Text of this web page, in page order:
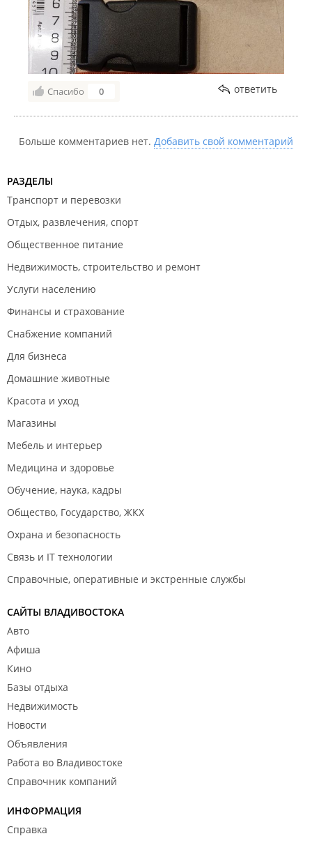
Спасибо 0 ответить
Больше комментариев нет. Добавить свой комментарий
РАЗДЕЛЫ
Транспорт и перевозки
Отдых, развлечения, спорт
Общественное питание
Недвижимость, строительство и ремонт
Услуги населению
Финансы и страхование
Снабжение компаний
Для бизнеса
Домашние животные
Красота и уход
Магазины
Мебель и интерьер
Медицина и здоровье
Обучение, наука, кадры
Общество, Государство, ЖКХ
Охрана и безопасность
Связь и IT технологии
Справочные, оперативные и экстренные службы
САЙТЫ ВЛАДИВОСТОКА
Авто
Афиша
Кино
Базы отдыха
Недвижимость
Новости
Объявления
Работа во Владивостоке
Справочник компаний
ИНФОРМАЦИЯ
Справка